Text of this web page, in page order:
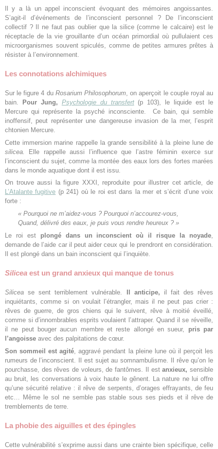
Il y a là un appel inconscient évoquant des mémoires angoissantes.
S’agit-il d’événements de l’inconscient personnel ? De l’inconscient
collectif ? Il ne faut pas oublier que la silice (comme le calcaire) est le
réceptacle de la vie grouillante d’un océan primordial où pullulaient ces
microorganismes souvent spiculés, comme de petites armures prêtes à
résister à l’environnement.
Les connotations alchimiques
Sur le figure 4 du Rosarium Philosophorum , on aperçoit le couple royal au
bain.
Pour Jung, Psychologie du transfert(p 103), le liquide est le
Mercure qui représente la psyché inconsciente. Ce bain, qui semble
inoffensif, peut représenter une dangereuse invasion de la mer, l’esprit
chtonien Mercure.
Cette immersion marine rappelle la grande sensibilité à la pleine lune de
silicea.
Elle rappelle aussi l’influence que l’astre féminin exerce sur
l’inconscient du sujet, comme la montée des eaux lors des fortes marées
dans le monde aquatique dont il est issu.
On trouve aussi la figure XXXI, reproduite pour illustrer cet article, de
L’Atalante fugitive (p 241) où le roi est dans la mer et s’écrit d’une voix
forte :
« Pourquoi ne m’aidez-vous ? Pourquoi n’accourez-vous,
Quand, délivré des eaux, je puis vous rendre heureux ? »
Le roi est plongé dans un inconscient où il risque la noyade
demande de l’aide car il peut aider ceux qui le prendront en considération.
Il est plongé dans un bain inconscient qui l’inquiète.
Silicea est un grand anxieux qui manque de tonus
Silicea se sent terriblement vulnérable. Il anticipe, il fait des rêves
inquiétants, comme si on voulait l’étrangler, mais il ne peut pas crier :
rêves de guerre, de gros chiens qui le suivent, rêve à moitié éveillé,
comme si d’innombrables esprits voulaient l’attraper. Quand il se réveille,
il ne peut bouger aucun membre et reste allongé en sueur, pris par
l’angoisse avec des palpitations de cœur.
Son sommeil est agité , aggravé pendant la pleine lune où il perçoit les
rumeurs de l’inconscient. Il est sujet au somnambulisme. Il rêve qu’on le
pourchasse, des rêves de voleurs, de fantômes. Il estanxieux, sensible
au bruit, les conversations à voix haute le gênent. La nature ne lui offre
qu’une sécurité relative : il rêve de serpents, d’orages effrayants, de feu
etc… Même le sol ne semble pas stable sous ses pieds et il rêve de
tremblements de terre.
La phobie des aiguilles et des épingles
Cette vulnérabilité s’exprime aussi dans une crainte bien spécifique, celle